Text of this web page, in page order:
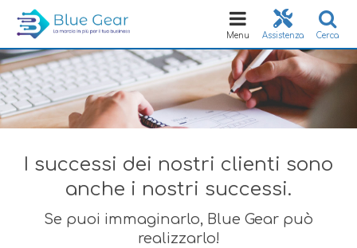
Cerca
Assistenza
Toggle
navigation
Menu
I successi dei nostri clienti sono
anche i nostri successi.
Se puoi immaginarlo, Blue Gear può
realizzarlo!